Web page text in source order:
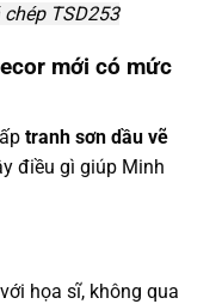
TSD253
mới có mức
tranh sơn dầu vẽ
điều gì giúp Minh
họa sĩ, không qua